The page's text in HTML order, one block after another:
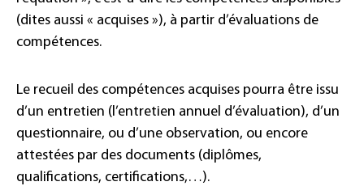
(dites aussi « acquises »), à partir d’évaluations de
compétences.
Le recueil des compétences acquises pourra être issu
d’un entretien (l’entretien annuel d’évaluation), d’un
questionnaire, ou d’une observation, ou encore
attestées par des documents (diplômes,
qualifications, certifications,…).